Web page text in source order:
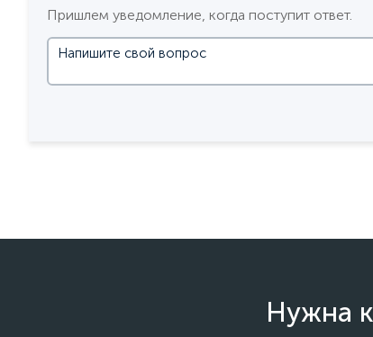
Пришлем уведомление, когда поступит ответ.
Нужна